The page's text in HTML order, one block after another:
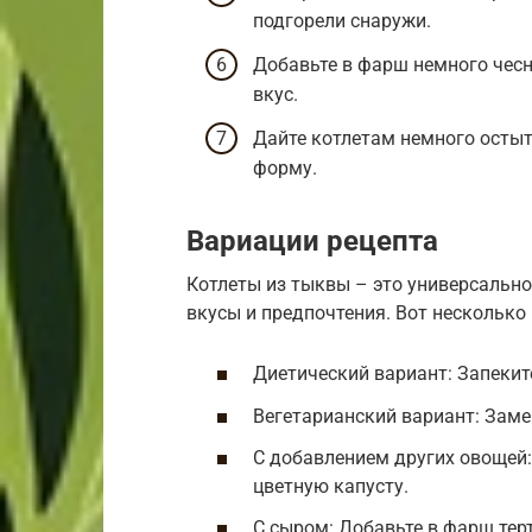
подгорели снаружи.
Добавьте в фарш немного
вкус.
Дайте котлетам немного
форму.
Вариации рецепта
Котлеты из тыквы – это
вкусы и предпочтения. Вот
Диетический вариант:
Вегетарианский вариант:
С добавлением других
цветную капусту.